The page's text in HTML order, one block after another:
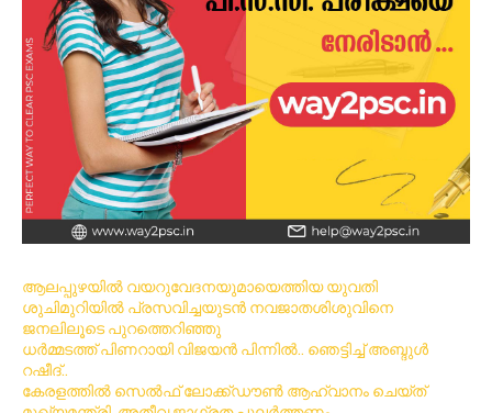
ആലപ്പുഴയിൽ വയറുവേദനയുമായെത്തിയ യുവതി
ശുചിമുറിയിൽ പ്രസവിച്ചയുടൻ നവജാതശിശുവിനെ
ജനലിലൂടെ പുറത്തെറിഞ്ഞു
ധര്‍മ്മടത്ത് പിണറായി വിജയന്‍ പിന്നില്‍.. ഞെട്ടിച്ച് അബ്ദുൾ
റഷീദ്..
കേരളത്തിൽ സെൽഫ് ലോക്ക്ഡൗൺ ആഹ്വാനം ചെയ്ത്